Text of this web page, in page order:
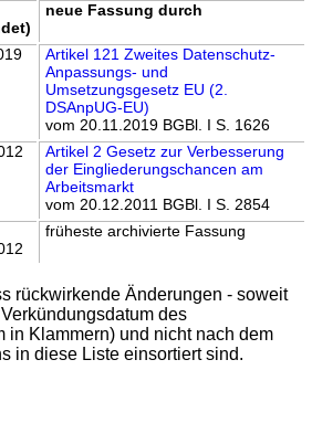
neue Fassung durch
Artikel 121 Zweites Datenschutz-
Anpassungs- und
Umsetzungsgesetz EU (2.
DSAnpUG-EU)
vom 20.11.2019 BGBl. I S. 1626
Artikel 2 Gesetz zur Verbesserung
der Eingliederungschancen am
Arbeitsmarkt
vom 20.12.2011 BGBl. I S. 2854
früheste archivierte Fassung
rückwirkende Änderungen - soweit
des
in Klammern) und nicht nach dem
in diese Liste einsortiert sind.